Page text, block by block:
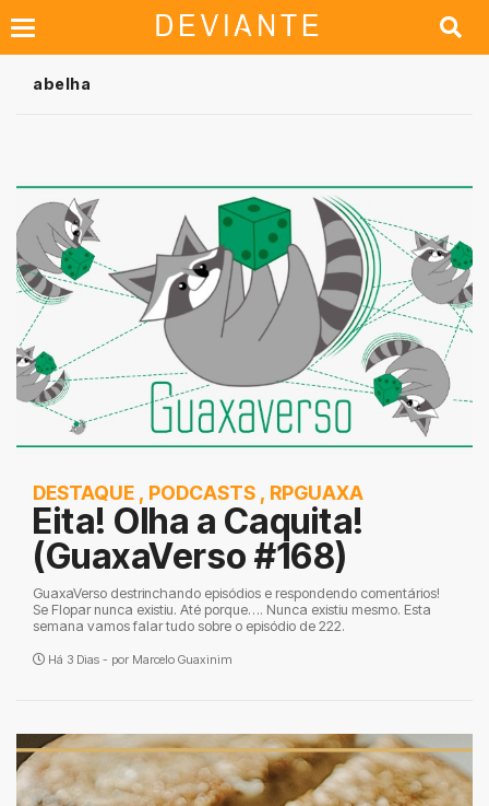
abelha
DESTAQUE , PODCASTS , RPGUAXA
Eita! Olha a Caquita!
(GuaxaVerso #168)
GuaxaVerso destrinchando episódios e respondendo comentários!
Se Flopar nunca existiu. Até porque…. Nunca existiu mesmo. Esta
semana vamos falar tudo sobre o episódio de 222.
Há 3 Dias - por Marcelo Guaxinim